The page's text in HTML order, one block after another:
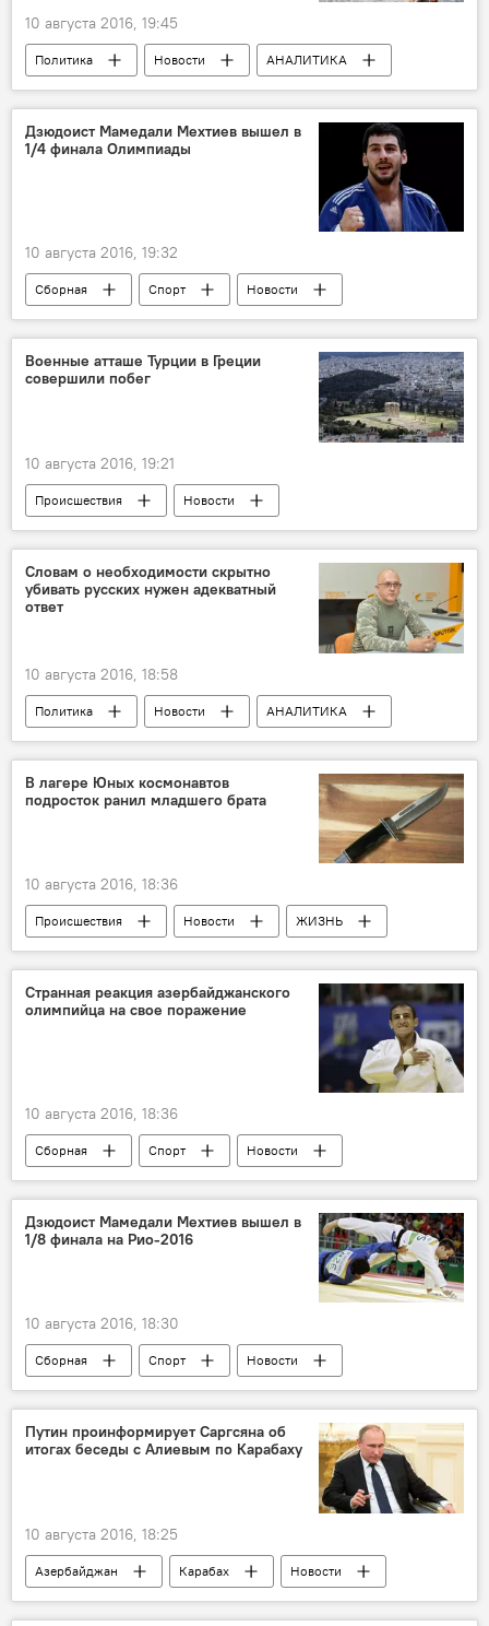
10 августа 2016, 19:45
Политика Новости
АНАЛИТИКА
Новости мира
Сирия
Саббах Зангяне
Дзюдоист Мамедали Мехтиев вышел в
1/4 финала Олимпиады
10 августа 2016, 19:32
Сборная Спорт
Новости
РИО 2016
Новости мира ЖИЗНЬ
Военные атташе Турции в Греции
совершили побег
10 августа 2016, 19:21
Происшествия
Новости
Новости мира
ЖИЗНЬ
Словам о необходимости скрытно
убивать русских нужен адекватный
ответ
10 августа 2016, 18:58
Политика Новости
АНАЛИТИКА
Новости мира
Россия
Россия
Евгений Михайлов
Призыв к убийствам
В лагере Юных космонавтов
подросток ранил младшего брата
10 августа 2016, 18:36
Происшествия Новости
ЖИЗНЬ
Баку
Шувелан
Управление полиции Хазарского района
Поножовщина
Странная реакция азербайджанского
олимпийца на свое поражение
10 августа 2016, 18:36
Сборная Спорт
Новости
РИО 2016
ЖИЗНЬ
Орхан Сафаров
Олимпиада-2016
Дзюдоист Мамедали Мехтиев вышел в
1/8 финала на Рио-2016
10 августа 2016, 18:30
Сборная Спорт
Новости
РИО 2016
Новости мира ЖИЗНЬ
Путин проинформирует Саргсяна об
итогах беседы с Алиевым по Карабаху
10 августа 2016, 18:25
Азербайджан Карабах
Новости
Россия
Россия